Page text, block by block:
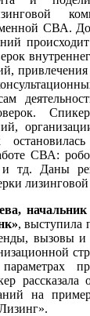
СВА.
СВА:
тд. Даны
начальник
, выступила
вызовы
рассказала
на